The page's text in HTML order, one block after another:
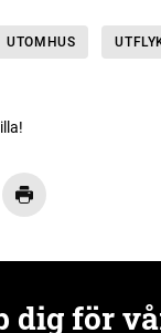
UTOMHUS
dig för